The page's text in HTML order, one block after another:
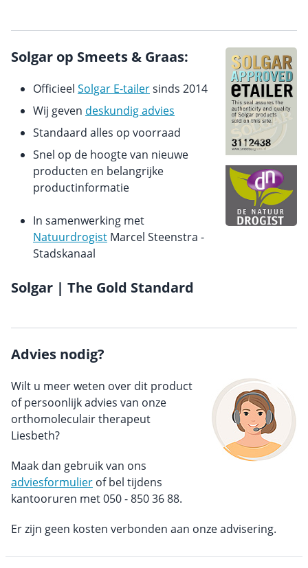
Solgar op Smeets & Graas:
Officieel Solgar E-tailersinds 2014
Wij geven deskundig advies
Standaard alles op voorraad
Snel op de hoogte van nieuwe
producten en belangrijke
productinformatie
In samenwerking met
Natuurdrogist Marcel Steenstra -
Stadskanaal
Solgar | The Gold Standard
Advies nodig?
Wilt u meer weten over dit product
of persoonlijk advies van onze
orthomoleculair therapeut
Liesbeth?
Maak dan gebruik van ons
adviesformulier of bel tijdens
kantooruren met 050 - 850 36 88.
Er zijn geen kosten verbonden aan onze advisering.